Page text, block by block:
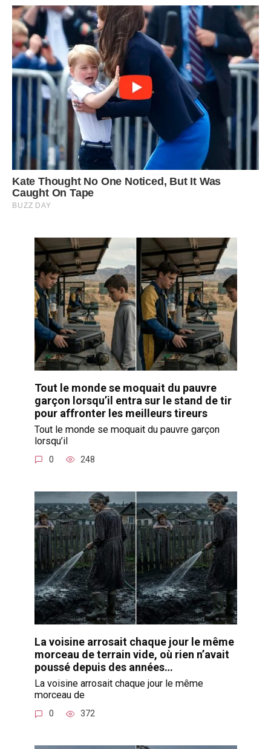
Tout le monde se moquait du pauvre
garçon lorsqu’il entra sur le stand de tir
pour affronter les meilleurs tireurs
Tout le monde se moquait du pauvre garçon
lorsqu’il
0 248
La voisine arrosait chaque jour le même
morceau de terrain vide, où rien n’avait
poussé depuis des années…
La voisine arrosait chaque jour le même
morceau de
0 372